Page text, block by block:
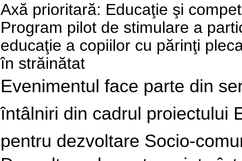
Axă prioritară: Educaţie şi
Program pilot de stimulare a
educaţie a copiilor cu părinţi
în străinătat
Evenimentul face parte din
întâlniri din cadrul proiectului
pentru dezvoltare Socio-